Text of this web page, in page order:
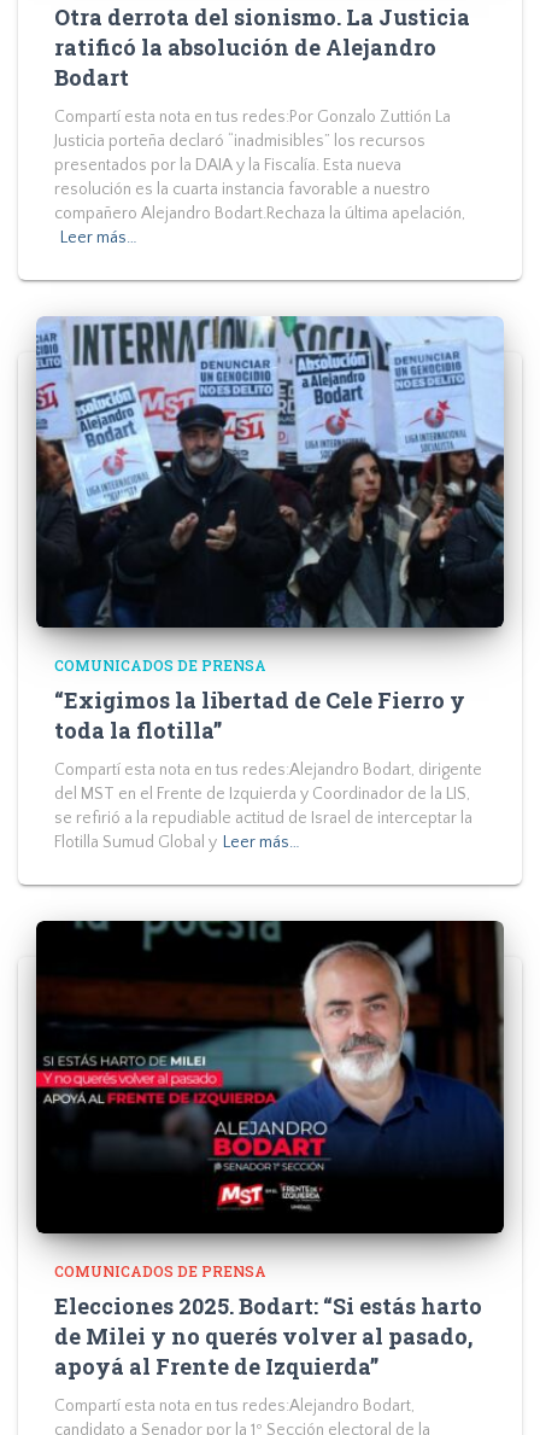
Otra derrota del sionismo. La Justicia
ratificó la absolución de Alejandro
Bodart
Compartí esta nota en tus redes:Por Gonzalo Zuttión La
Justicia porteña declaró “inadmisibles” los recursos
presentados por la DAIA y la Fiscalía. Esta nueva
resolución es la cuarta instancia favorable a nuestro
compañero Alejandro Bodart.Rechaza la última apelación,
Leer más…
COMUNICADOS DE PRENSA
“Exigimos la libertad de Cele Fierro y
toda la flotilla”
Compartí esta nota en tus redes:Alejandro Bodart, dirigente
del MST en el Frente de Izquierda y Coordinador de la LIS,
se refirió a la repudiable actitud de Israel de interceptar la
Flotilla Sumud Global y Leer más…
COMUNICADOS DE PRENSA
Elecciones 2025. Bodart: “Si estás harto
de Milei y no querés volver al pasado,
apoyá al Frente de Izquierda”
Compartí esta nota en tus redes:Alejandro Bodart,
candidato a Senador por la 1º Sección electoral de la